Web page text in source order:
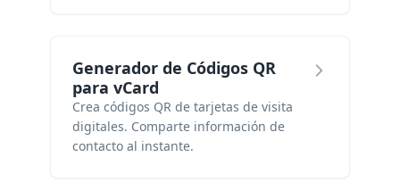
Generador de Códigos QR
para vCard
Crea códigos QR de tarjetas de visita
digitales. Comparte información de
contacto al instante.